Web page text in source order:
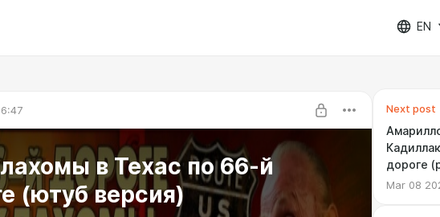
EN
в Техас по 66-й
(ютуб версия)
Next post
дороге
Mar 08